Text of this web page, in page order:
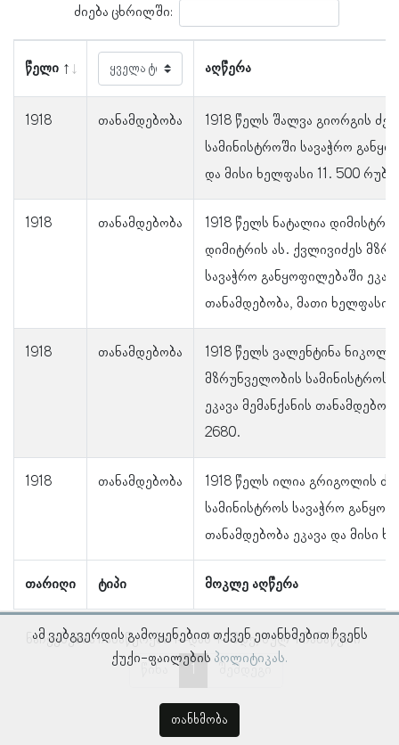
ძიება ცხრილში:
წელი აღწერა
თარიღი ტიპი მოკლე აღწერა
1918 თანამდებობა
1918 წელს შალვა გიორგის
სამინისტროში სავაჭრო
და მისი ხელფასი 11. 500
1918 თანამდებობა
1918 წელს ნატალია
დიმიტრის ას. ქვლივიძეს
სავაჭრო განყოფილებაში
თანამდებობა, მათი ხელფასი
1918 თანამდებობა
1918 წელს ვალენტინა
მზრუნველობის სამინისტროს
ეკავა მემანქანის
2680.
1918 თანამდებობა
1918 წელს ილია გრიგოლის
სამინისტროს სავაჭრო
თანამდებობა ეკავა და მისი
ნაჩვენებია ჩანაწერები 1–დან 4–მდე, სულ 4 ჩანაწერი
წინა
შემდეგი
ამ ვებგვერდის გამოყენებით თქვენ ეთანხმებით ჩვენს
ქუქი-ფაილების პოლიტიკას.
თანხმობა